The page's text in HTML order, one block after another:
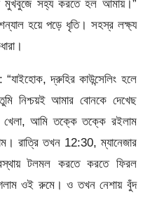
সহ্য করতে হল আমায়।”
হয়ে পড়ে ধৃতি। সহস্র লক্ষ্য
দ্রুহির কাউন্সেলিং হলে
নিশ্চয়ই আমার বোনকে দেখেছ
আমি তক্কে তক্কে রইলাম
রাত্রি তখন 12:30, ম্যানেজার
টলমল করতে করতে ফিরল
ওই রুমে। ও তখন নেশায় বুঁদ